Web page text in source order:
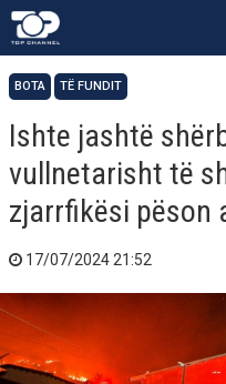
BOTA TË FUNDIT
Ishte jashtë
vullnetarisht të
zjarrfikësi pëson
17/07/2024 21:52